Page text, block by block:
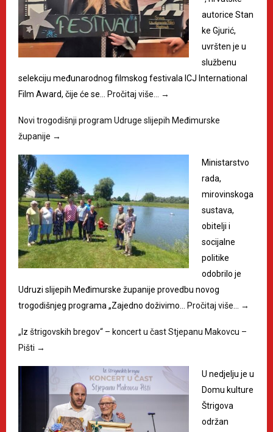
autorice Stan
ke Gjurić,
uvršten je u
službenu
selekciju međunarodnog filmskog festivala ICJ International
Film Award, čije će se… Pročitaj više… →
Novi trogodišnji program Udruge slijepih Međimurske
županije →
Ministarstvo
rada,
mirovinskoga
sustava,
obitelji i
socijalne
politike
odobrilo je
Udruzi slijepih Međimurske županije provedbu novog
trogodišnjeg programa „Zajedno doživimo… Pročitaj više… →
„Iz štrigovskih bregov“ – koncert u čast Stjepanu Makovcu –
Pišti →
U nedjelju je u
Domu kulture
Štrigova
održan